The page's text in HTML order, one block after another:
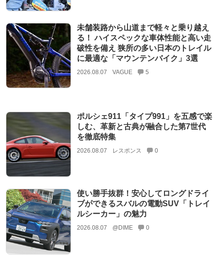
未舗装路から山道まで軽々と乗り越え
る！ ハイスペックな車体性能と高い走
破性を備え 狭所の多い日本のトレイル
に最適な「マウンテンバイク」3選
2026.08.07 VAGUE 5
ポルシェ911「タイプ991」を五感で楽
しむ、革新と古典が融合した第7世代
を徹底特集
2026.08.07 レスポンス 0
使い勝手抜群！安心してロングドライ
ブができるスバルの電動SUV「トレイ
ルシーカー」の魅力
2026.08.07 @DIME 0